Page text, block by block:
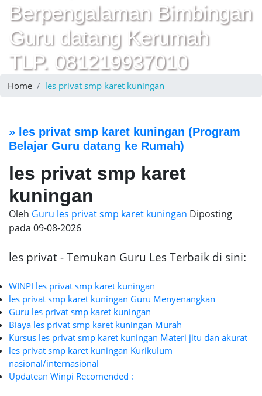
Berpengalaman Bimbingan
Guru datang Kerumah
TLP. 081219937010
Home les privat smp karet kuningan
» les privat smp karet kuningan (Program
Belajar Guru datang ke Rumah)
les privat smp karet
kuningan
Oleh Guru les privat smp karet kuningan Diposting
pada 09-08-2026
les privat - Temukan Guru Les Terbaik di sini:
WINPI les privat smp karet kuningan
les privat smp karet kuningan Guru Menyenangkan
Guru les privat smp karet kuningan
Biaya les privat smp karet kuningan Murah
Kursus les privat smp karet kuningan Materi jitu dan akurat
les privat smp karet kuningan Kurikulum
nasional/internasional
Updatean Winpi Recomended :